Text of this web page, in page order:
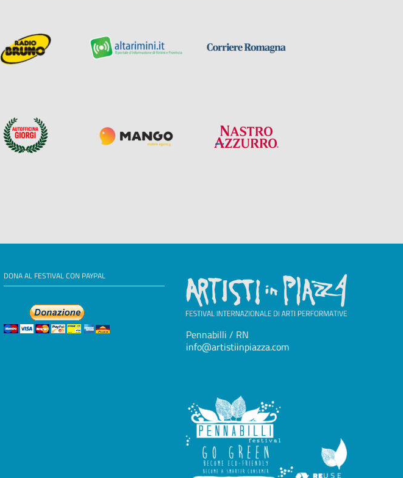
DONA AL FESTIVAL CON PAYPAL
Pennabilli / RN
info@artistiinpiazza.com